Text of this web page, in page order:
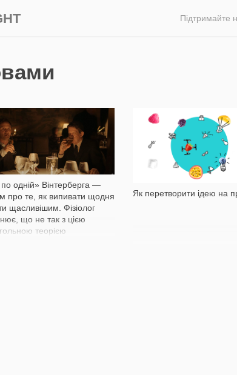
Підтримайте
одній» Вінтерберга —
про те, як випивати щодня
щасливішим. Фізіолог
що не так з цією
теорією
19 084
Як перетворити ідею на
2 869